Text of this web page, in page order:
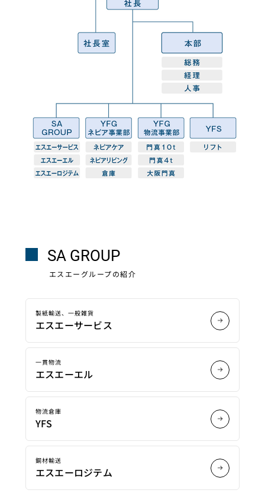
SA GROUP
エスエーグループの紹介
製紙輸送、一般雑貨
エスエーサービス
一貫物流
エスエーエル
物流倉庫
YFS
鋼材輸送
エスエーロジテム